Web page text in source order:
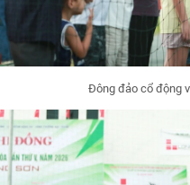
Đông đảo cổ động